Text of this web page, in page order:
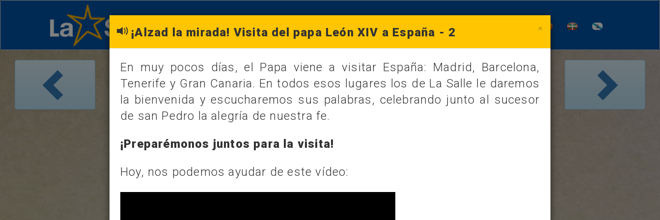
×
¡Alzad la mirada! Visita del papa León XIV a España - 2
En muy pocos días, el Papa viene a visitar España: Madrid, Barcelona,
Tenerife y Gran Canaria. En todos esos lugares los de La Salle le daremos
la bienvenida y escucharemos sus palabras, celebrando junto al sucesor
de san Pedro la alegría de nuestra fe.
¡Preparémonos juntos para la visita!
Hoy, nos podemos ayudar de este vídeo:
LOS DATOS DEL DÍA
martes, 2 de junio de 2026
FRASE DEL DÍA
La sencillez consiste en hacer el viaje por la vida, solo con el